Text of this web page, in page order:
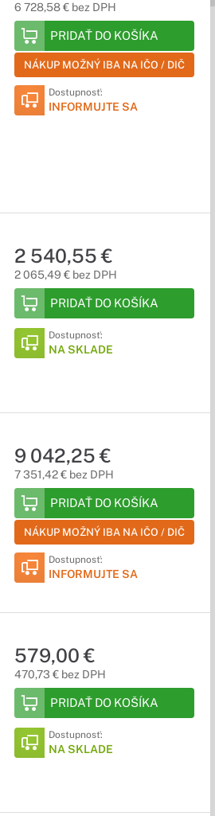
6 728,58 € bez DPH
PRIDAŤ DO KOŠÍKA
NÁKUP MOŽNÝ IBA NA IČO / DIČ
Dostupnosť:
INFORMUJTE SA
2 540,55 €
2 065,49 € bez DPH
PRIDAŤ DO KOŠÍKA
Dostupnosť:
NA SKLADE
9 042,25 €
7 351,42 € bez DPH
PRIDAŤ DO KOŠÍKA
NÁKUP MOŽNÝ IBA NA IČO / DIČ
Dostupnosť:
INFORMUJTE SA
579,00 €
470,73 € bez DPH
PRIDAŤ DO KOŠÍKA
Dostupnosť:
NA SKLADE